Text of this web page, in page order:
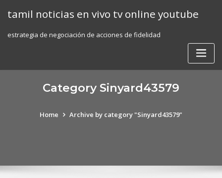
tamil noticias en vivo tv online youtube
estrategia de negociación de acciones de fidelidad
Category Sinyard43579
Home Archive by category "Sinyard43579"